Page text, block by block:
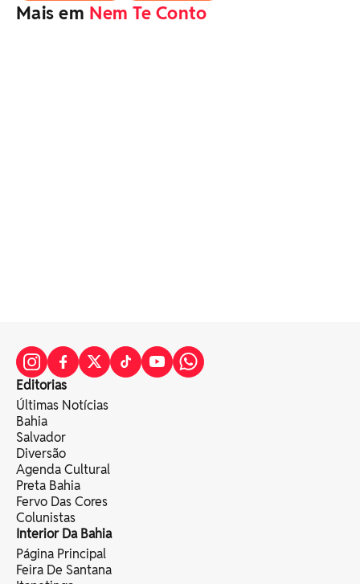
Mais em Nem Te Conto
Editorias
Últimas Notícias
Bahia
Salvador
Diversão
Agenda Cultural
Preta Bahia
Fervo Das Cores
Colunistas
Interior Da Bahia
Página Principal
Feira De Santana